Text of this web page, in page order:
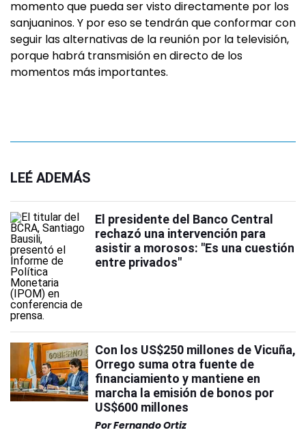
momento que pueda ser visto directamente por los
sanjuaninos. Y por eso se tendrán que conformar con
seguir las alternativas de la reunión por la televisión,
porque habrá transmisión en directo de los
momentos más importantes.
LEÉ ADEMÁS
El presidente del Banco Central
rechazó una intervención para
asistir a morosos: "Es una cuestión
entre privados"
Con los US$250 millones de Vicuña,
Orrego suma otra fuente de
financiamiento y mantiene en
marcha la emisión de bonos por
US$600 millones
PorFernando Ortiz